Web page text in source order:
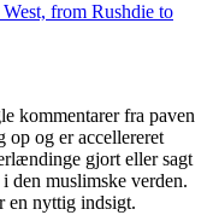
from Rushdie to
kommentarer fra paven
op og er accellereret
gjort eller sagt
den muslimske verden.
en nyttig indsigt.